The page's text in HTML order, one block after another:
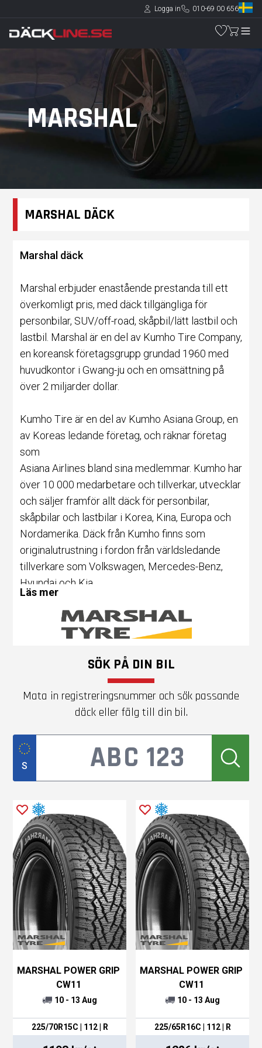
Logga in 010-69 00 656
MARSHAL
MARSHAL DÄCK
Marshal däck
Marshal erbjuder enastående prestanda till ett
överkomligt pris, med däcktillgängliga för
personbilar, SUV/off-road, skåpbil/lätt lastbil och
lastbil. Marshal är en del av Kumho Tire Company,
en koreansk företagsgrupp grundad 1960 med
huvudkontor i Gwang-ju och en omsättning på
över 2 miljarder dollar.
Kumho Tire är en del av Kumho Asiana Group, en
av Koreas ledande företag, och räknar företag
som
Asiana Airlines bland sina medlemmar. Kumho har
över 10 000 medarbetare och tillverkar, utvecklar
och säljer framför allt däck för personbilar,
skåpbilar och lastbilar i Korea, Kina, Europa och
Nordamerika. Däck från Kumho finns som
originalutrustning i fordon från världsledande
tillverkare som Volkswagen, Mercedes-Benz,
Hyundai och Kia.
Däcktillverkare som bryr sig om miljön
att erbjuda däck som inte bara presterar på
utan även bidrar till en hållbar miljö. Genom att
satsa på låg bränsleförbrukning, låg ljudnivå och
slitage på däcken, har Marshal tagit ett steg
framåt i utvecklingen av mer hållbara
däcklösningar.
miljövänlig produktionsprocess till ansvarsfull
avfallshantering.
Populära däck
I'ZEN MW15 – Är ett däck som erbjuder
förbättrad kurvtagning och hantering på väglag
som är våta,
snöiga eller isiga, samtidigt som den optimerade
en balans mellan körkomfort och handling, och ett
brett storleksområde för att passa ett stort antal
Läs mer
SÖK PÅ DIN BIL
Mata in registreringsnummer och sök passande
däck eller fälg till din bil.
S
MARSHAL POWER GRIP
CW11
10 - 13 Aug
225/70R15C | 112 | R
MARSHAL POWER GRIP
CW11
10 - 13 Aug
225/65R16C | 112 | R